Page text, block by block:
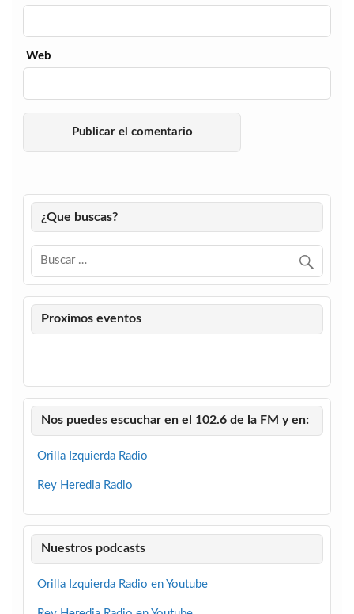
Web
¿Que buscas?
Proximos eventos
Nos puedes escuchar en el 102.6 de la FM y en:
Orilla Izquierda Radio
Rey Heredia Radio
Nuestros podcasts
Orilla Izquierda Radio en Youtube